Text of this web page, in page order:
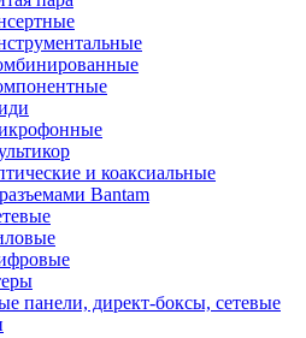
и коаксиальные
Bantam
панели, директ-боксы, сетевые